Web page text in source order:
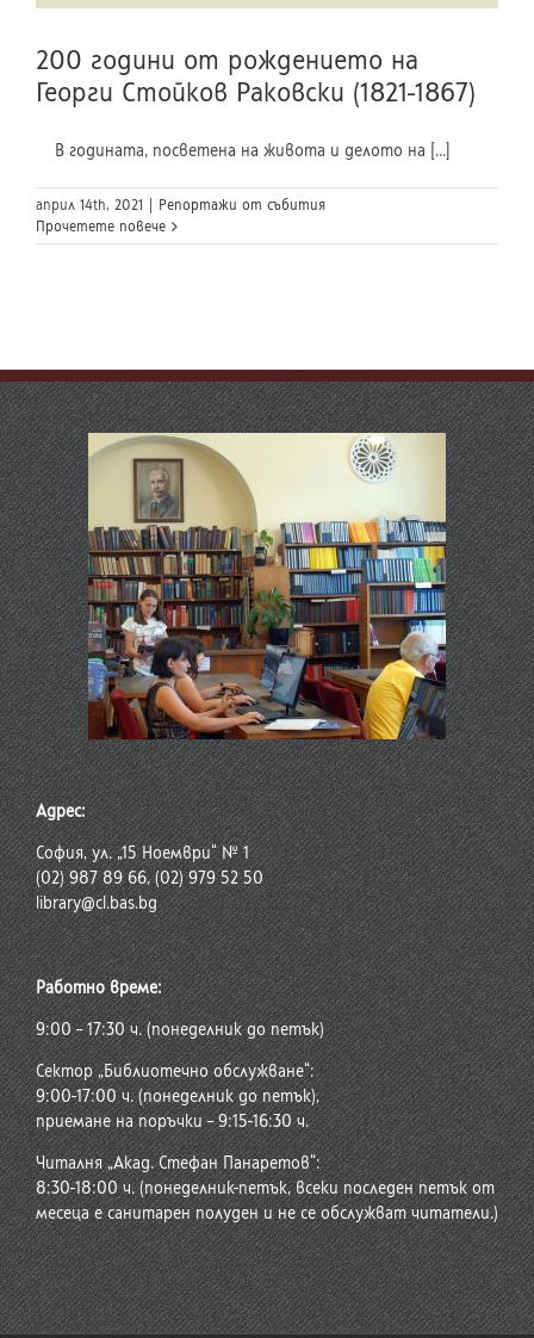
200 години от рождението на
Георги Стойков Раковски (1821-1867)
В годината, посветена на живота и делото на [...]
април 14th, 2021
Репортажи от събития
Прочетете повече
Адрес:
София, ул. „15 Ноември“ № 1
(02) 987 89 66, (02) 979 52 50
library@cl.bas.bg
Работно време:
9:00 – 17:30 ч. (понеделник до петък)
Сектор „Библиотечно обслужване“:
9:00-17:00 ч. (понеделник до петък),
приемане на поръчки – 9:15-16:30 ч.
Читалня „Акад. Стефан Панаретов“:
8:30-18:00 ч. (понеделник-петък, всеки последен петък от
месеца е санитарен полуден и не се обслужват читатели.)